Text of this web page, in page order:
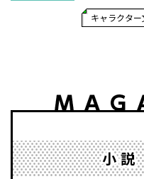
キャラクタ
小説